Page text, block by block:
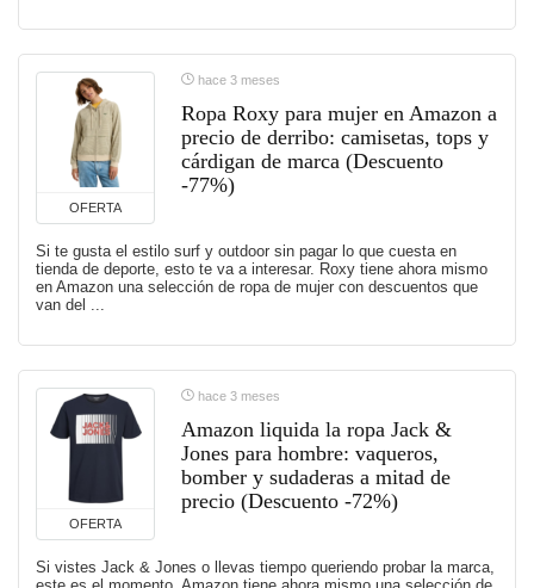
OFERTA
hace 3 meses
Ropa Roxy para mujer en Amazon a
precio de derribo: camisetas, tops y
cárdigan de marca (Descuento
-77%)
Si te gusta el estilo surf y outdoor sin pagar lo que cuesta en
tienda de deporte, esto te va a interesar. Roxy tiene ahora mismo
en Amazon una selección de ropa de mujer con descuentos que
van del ...
OFERTA
hace 3 meses
Amazon liquida la ropa Jack &
Jones para hombre: vaqueros,
bomber y sudaderas a mitad de
precio (Descuento -72%)
Si vistes Jack & Jones o llevas tiempo queriendo probar la marca,